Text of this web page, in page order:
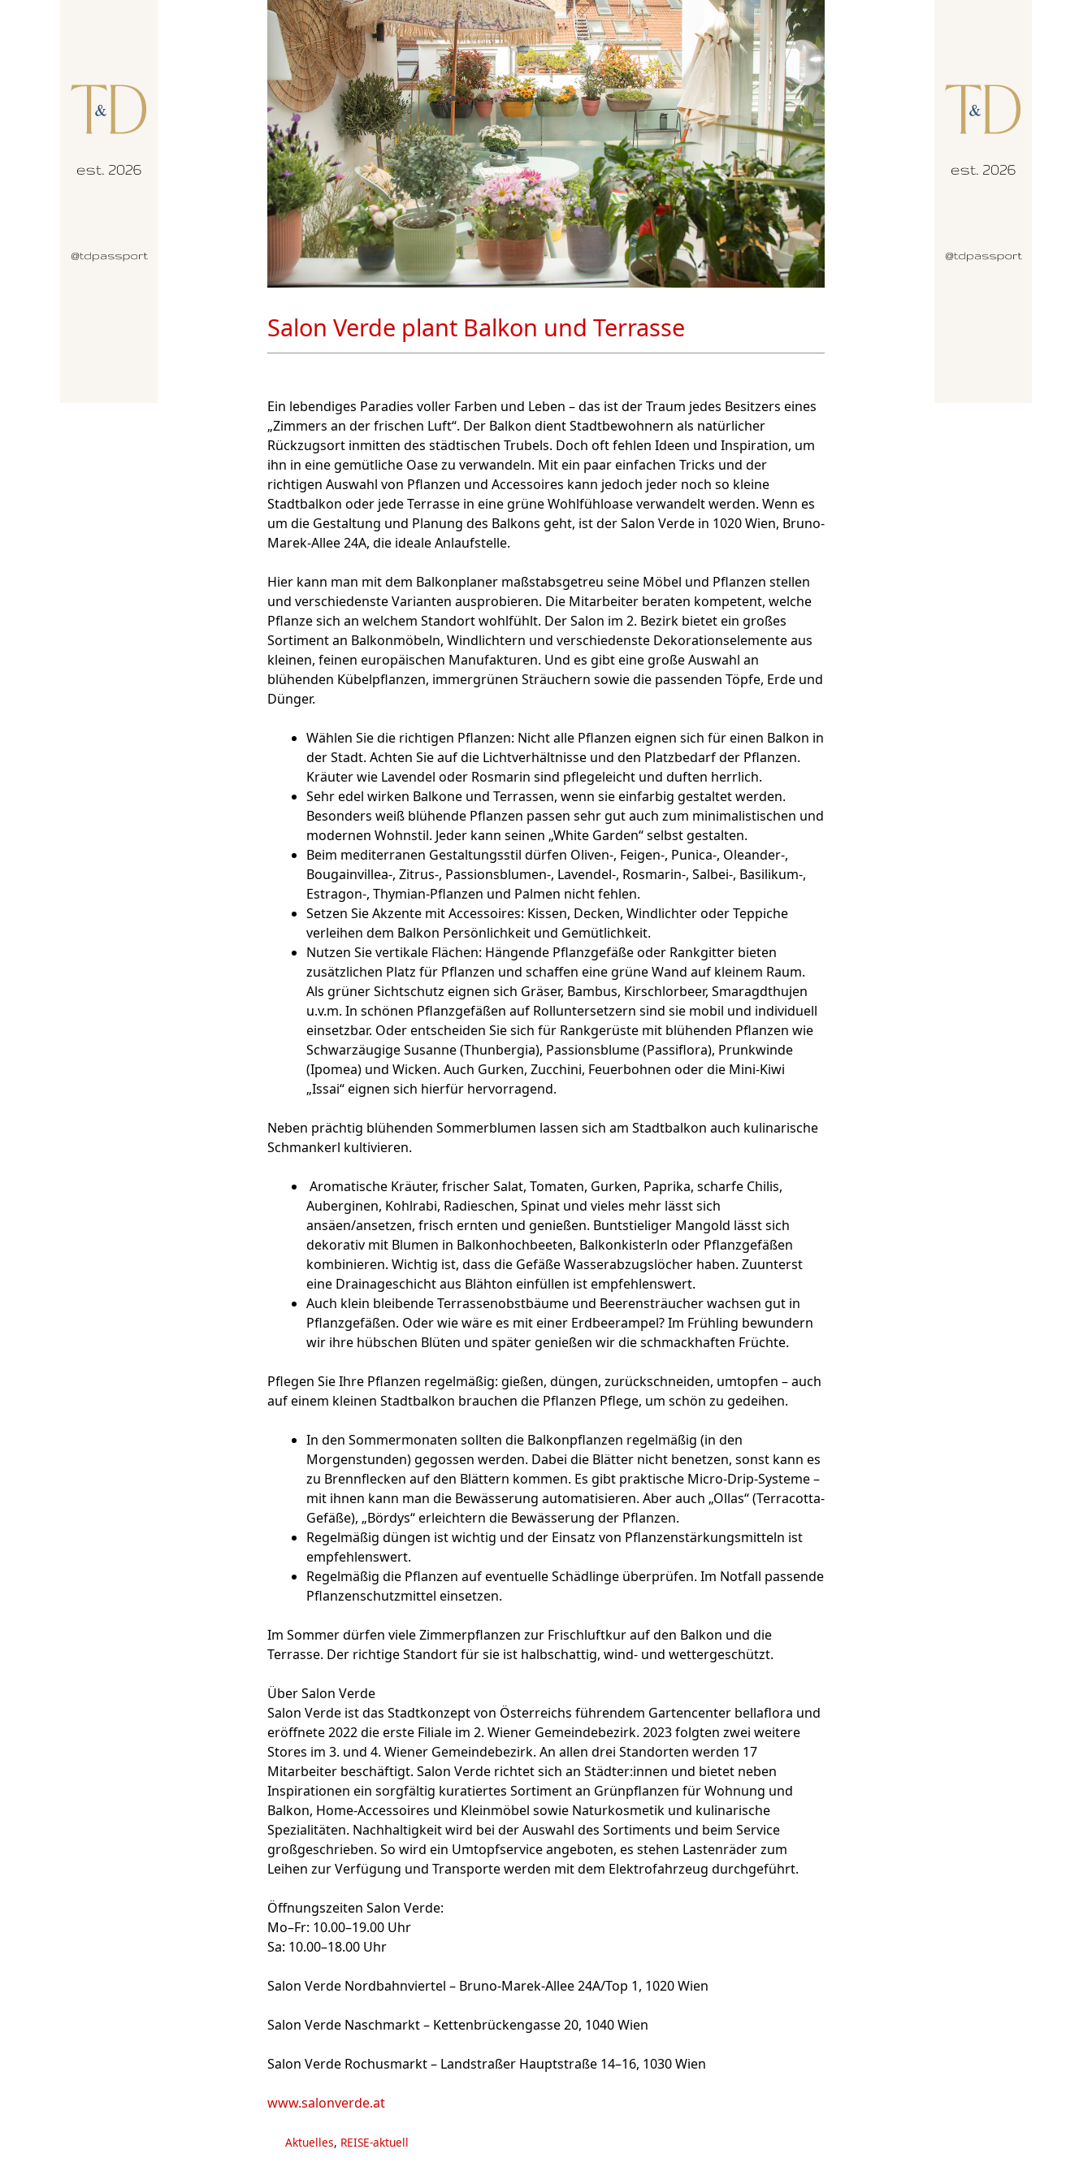
Salon Verde plant Balkon und Terrasse
Ein lebendiges Paradies voller Farben und Leben – das ist der Traum jedes Besitzers eines
„Zimmers an der frischen Luft“. Der Balkon dient Stadtbewohnern als natürlicher
Rückzugsort inmitten des städtischen Trubels. Doch oft fehlen Ideen und Inspiration, um
ihn in eine gemütliche Oase zu verwandeln. Mit ein paar einfachen Tricks und der
richtigen Auswahl von Pflanzen und Accessoires kann jedoch jeder noch so kleine
Stadtbalkon oder jede Terrasse in eine grüne Wohlfühloase verwandelt werden. Wenn es
um die Gestaltung und Planung des Balkons geht, ist der Salon Verde in 1020 Wien, Bruno-
Marek-Allee 24A, die ideale Anlaufstelle.
Hier kann man mit dem Balkonplaner maßstabsgetreu seine Möbel und Pflanzen stellen
und verschiedenste Varianten ausprobieren. Die Mitarbeiter beraten kompetent, welche
Pflanze sich an welchem Standort wohlfühlt. Der Salon im 2. Bezirk bietet ein großes
Sortiment an Balkonmöbeln, Windlichtern und verschiedenste Dekorationselemente aus
kleinen, feinen europäischen Manufakturen. Und es gibt eine große Auswahl an
blühenden Kübelpflanzen, immergrünen Sträuchern sowie die passenden Töpfe, Erde und
Dünger.
Wählen Sie die richtigen Pflanzen: Nicht alle Pflanzen eignen sich für einen Balkon in
der Stadt. Achten Sie auf die Lichtverhältnisse und den Platzbedarf der Pflanzen.
Kräuter wie Lavendel oder Rosmarin sind pflegeleicht und duften herrlich.
Sehr edel wirken Balkone und Terrassen, wenn sie einfarbig gestaltet werden.
Besonders weiß blühende Pflanzen passen sehr gut auch zum minimalistischen und
modernen Wohnstil. Jeder kann seinen „White Garden“ selbst gestalten.
Beim mediterranen Gestaltungsstil dürfen Oliven-, Feigen-, Punica-, Oleander-,
Bougainvillea-, Zitrus-, Passionsblumen-, Lavendel-, Rosmarin-, Salbei-, Basilikum-,
Estragon-, Thymian-Pflanzen und Palmen nicht fehlen.
Setzen Sie Akzente mit Accessoires: Kissen, Decken, Windlichter oder Teppiche
verleihen dem Balkon Persönlichkeit und Gemütlichkeit.
Nutzen Sie vertikale Flächen: Hängende Pflanzgefäße oder Rankgitter bieten
zusätzlichen Platz für Pflanzen und schaffen eine grüne Wand auf kleinem Raum.
Als grüner Sichtschutz eignen sich Gräser, Bambus, Kirschlorbeer, Smaragdthujen
u.v.m. In schönen Pflanzgefäßen auf Rolluntersetzern sind sie mobil und individuell
einsetzbar. Oder entscheiden Sie sich für Rankgerüste mit blühenden Pflanzen wie
Schwarzäugige Susanne (Thunbergia), Passionsblume (Passiflora), Prunkwinde
(Ipomea) und Wicken. Auch Gurken, Zucchini, Feuerbohnen oder die Mini-Kiwi
„Issai“ eignen sich hierfür hervorragend.
Neben prächtig blühenden Sommerblumen lassen sich am Stadtbalkon auch kulinarische
Schmankerl kultivieren.
Aromatische Kräuter, frischer Salat, Tomaten, Gurken, Paprika, scharfe Chilis,
Auberginen, Kohlrabi, Radieschen, Spinat und vieles mehr lässt sich
ansäen/ansetzen, frisch ernten und genießen. Buntstieliger Mangold lässt sich
dekorativ mit Blumen in Balkonhochbeeten, Balkonkisterln oder Pflanzgefäßen
kombinieren. Wichtig ist, dass die Gefäße Wasserabzugslöcher haben. Zuunterst
eine Drainageschicht aus Blähton einfüllen ist empfehlenswert.
Auch klein bleibende Terrassenobstbäume und Beerensträucher wachsen gut in
Pflanzgefäßen. Oder wie wäre es mit einer Erdbeerampel? Im Frühling bewundern
wir ihre hübschen Blüten und später genießen wir die schmackhaften Früchte.
Pflegen Sie Ihre Pflanzen regelmäßig: gießen, düngen, zurückschneiden, umtopfen – auch
auf einem kleinen Stadtbalkon brauchen die Pflanzen Pflege, um schön zu gedeihen.
In den Sommermonaten sollten die Balkonpflanzen regelmäßig (in den
Morgenstunden) gegossen werden. Dabei die Blätter nicht benetzen, sonst kann es
zu Brennflecken auf den Blättern kommen. Es gibt praktische Micro-Drip-Systeme –
mit ihnen kann man die Bewässerung automatisieren. Aber auch „Ollas“ (Terracotta-
Gefäße), „Bördys“ erleichtern die Bewässerung der Pflanzen.
Regelmäßig düngen ist wichtig und der Einsatz von Pflanzenstärkungsmitteln ist
empfehlenswert.
Regelmäßig die Pflanzen auf eventuelle Schädlinge überprüfen. Im Notfall passende
Pflanzenschutzmittel einsetzen.
Im Sommer dürfen viele Zimmerpflanzen zur Frischluftkur auf den Balkon und die
Terrasse. Der richtige Standort für sie ist halbschattig, wind- und wettergeschützt.
Über Salon Verde
Salon Verde ist das Stadtkonzept von Österreichs führendem Gartencenter bellaflora und
eröffnete 2022 die erste Filiale im 2. Wiener Gemeindebezirk. 2023 folgten zwei weitere
Stores im 3. und 4. Wiener Gemeindebezirk. An allen drei Standorten werden 17
Mitarbeiter beschäftigt. Salon Verde richtet sich an Städter:innen und bietet neben
Inspirationen ein sorgfältig kuratiertes Sortiment an Grünpflanzen für Wohnung und
Balkon, Home-Accessoires und Kleinmöbel sowie Naturkosmetik und kulinarische
Spezialitäten. Nachhaltigkeit wird bei der Auswahl des Sortiments und beim Service
großgeschrieben. So wird ein Umtopfservice angeboten, es stehen Lastenräder zum
Leihen zur Verfügung und Transporte werden mit dem Elektrofahrzeug durchgeführt.
Öffnungszeiten Salon Verde:
Mo–Fr: 10.00–19.00 Uhr
Sa: 10.00–18.00 Uhr
Salon Verde Nordbahnviertel – Bruno-Marek-Allee 24A/Top 1, 1020 Wien
Salon Verde Naschmarkt – Kettenbrückengasse 20, 1040 Wien
Salon Verde Rochusmarkt – Landstraßer Hauptstraße 14–16, 1030 Wien
www.salonverde.at
Kategorien
Aktuelles, REISE-aktuell